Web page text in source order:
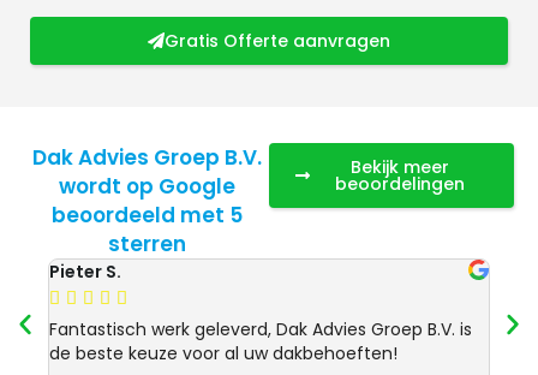
Gratis Offerte aanvragen
Dak Advies Groep B.V.
wordt op Google
beoordeeld met 5
sterren
Bekijk meer
beoordelingen
Pieter S.
    
Fantastisch werk geleverd, Dak Advies Groep B.V. is
de beste keuze voor al uw dakbehoeften!